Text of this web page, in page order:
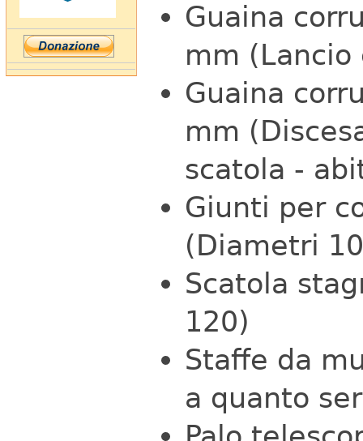
Guaina
mm (Lancio
Guaina
mm
scatola -
Giunti per
(Diametri
Scatola
120)
Staffe da
a quanto